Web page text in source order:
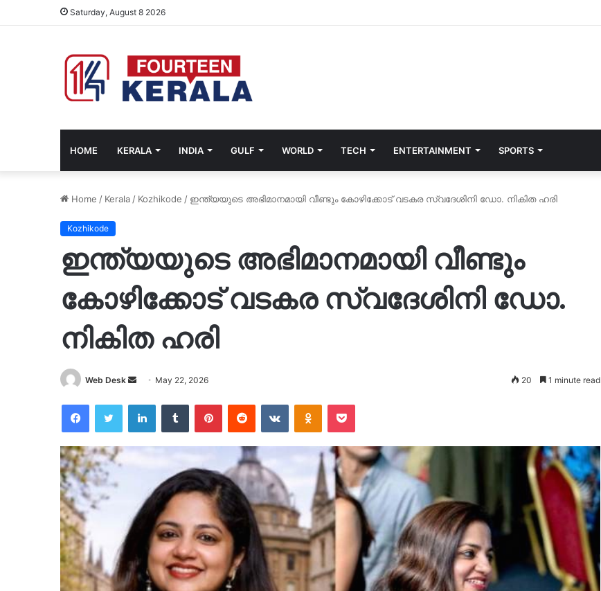
Saturday, August 8 2026
HOME KERALA INDIA GULF WORLD TECH ENTERTAINMENT SPORTS
Home / Kerala / Kozhikode / ഇന്ത്യയുടെ അഭിമാനമായി വീണ്ടും കോഴിക്കോട് വടകര സ്വദേശിനി ഡോ. നികിത ഹരി
Kozhikode
ഇന്ത്യയുടെ അഭിമാനമായി വീണ്ടും
കോഴിക്കോട് വടകര സ്വദേശിനി ഡോ.
നികിത ഹരി
Web Desk
Send
email
May 22, 2026 20 1 minute read
FacebookTwitter LinkedInTumblr PinterestReddit VKontakteOdnoklassniki
Pocket